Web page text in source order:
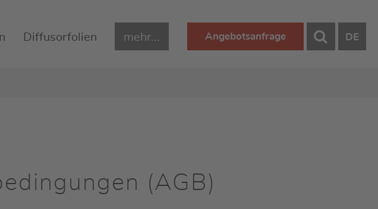
Diffusorfolien mehr... Angebotsanfrage DE
(AGB)